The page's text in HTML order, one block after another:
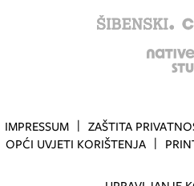
IMPRESSUM ZAŠTITA
OPĆI UVJETI KORIŠTENJA